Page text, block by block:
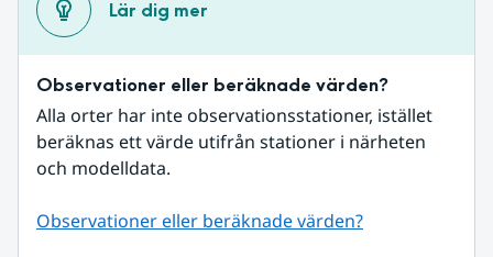
Lär dig mer
Observationer eller beräknade värden?
Alla orter har inte observationsstationer, istället
beräknas ett värde utifrån stationer i närheten
och modelldata.
Observationer eller beräknade värden?